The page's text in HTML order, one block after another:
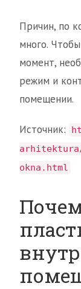
Причин, по
много.
момент,
режим и
помещении.
Источник:
okna.html